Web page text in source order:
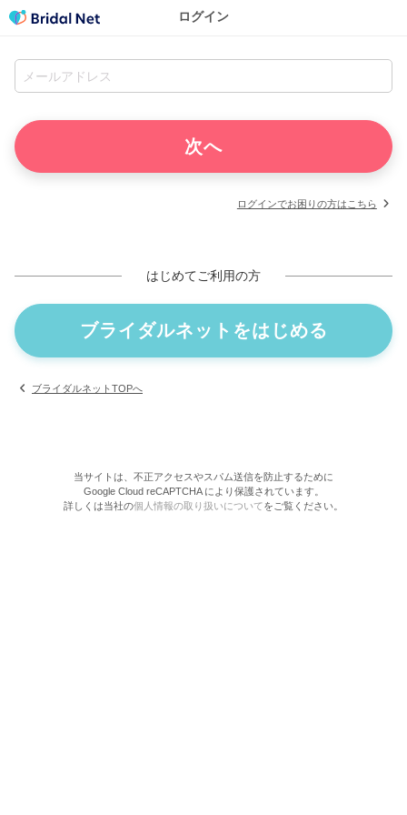
ログイン
ログインでお困りの方はこちら
はじめてご利用の方
ブライダルネットをはじめる
ブライダルネットTOPへ
当サイトは、不正アクセスやスパム送信を防止するために
Google Cloud reCAPTCHA により保護されています。
詳しくは当社の個人情報の取り扱いについてをご覧ください。